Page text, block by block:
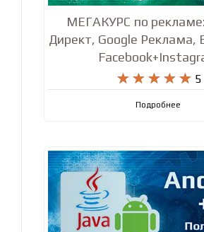
МЕГАКУРС по
Директ, Google Реклама,
    
     5
Подробнее